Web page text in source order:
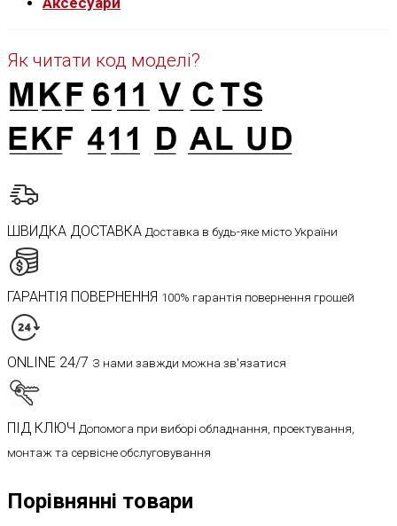
Як читати код моделі?
ШВИДКА ДОСТАВКА Доставка в будь-яке місто України
ГАРАНТІЯ ПОВЕРНЕННЯ 100% гарантія повернення грошей
ONLINE 24/7 З нами завжди можна зв'язатися
ПІД КЛЮЧ Допомога при виборі обладнання, проектування,
монтаж та сервісне обслуговування
Порівнянні товари